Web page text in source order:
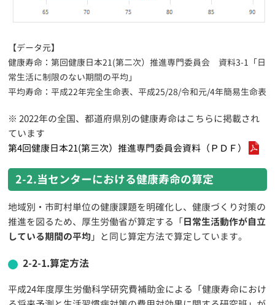
【データ元】
健康寿命：第回健康日本21(第二次）推進専門委員会 資料3-1「日
常生活に制限のない期間の平均」
平均寿命：平成22年完全生命表、平成25/28/令和元/4年簡易生命表
※ 2022年の全国、都道府県別の健康寿命はこちらに掲載され
ています
第4回健康日本21(第三次）推進専門委員会資料（ＰＤＦ）
2-2.当センターにおける健康寿命の算定
地域別・市町村単位の健康課題を明確化し、健康づくり対策の
推進を図るため、厚生労働省が算定する「日常生活動作が自立
している期間の平均」と同じ算定方法で算定しています。
2-2-1.算定方法
平成24年度厚生労働科学研究費補助金による「健康寿命におけ